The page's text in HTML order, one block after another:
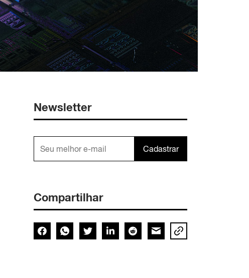
Newsletter
Cadastrar
Compartilhar